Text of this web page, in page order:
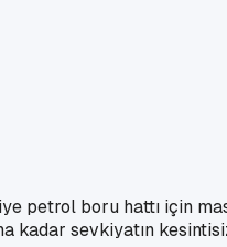
petrol boru hattı için
sevkiyatın